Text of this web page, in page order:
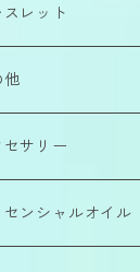
石
トエッセンス
ーコンディショナー
エッセンス
スレット
他
セサリー
センシャルオイル